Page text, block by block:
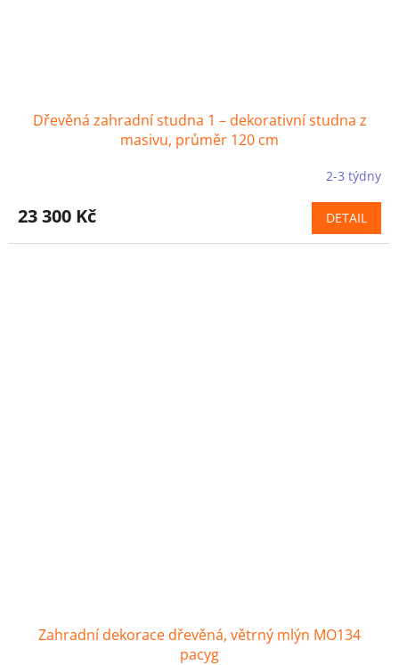
Dřevěná zahradní studna 1 – dekorativní studna z
masivu, průměr 120 cm
2-3 týdny
23 300 Kč DETAIL
Zahradní dekorace dřevěná, větrný mlýn MO134
pacyg